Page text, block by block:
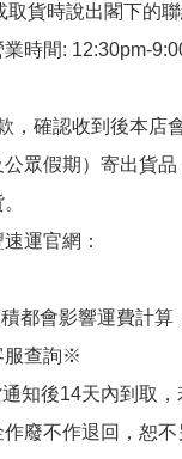
貨時說出閣下的
時間: 12:30pm-
，確認收到後本店
眾假期）寄出貨品
運官網：
都會影響運費計算
服查詢※
知後14天內到取，
廢不作退回，恕不